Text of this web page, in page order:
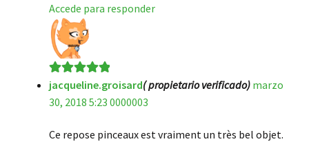
Accede para responder
Valorado en5
de 5
jacqueline.groisard( propietario verificado) marzo
30, 2018 5:23 0000003
Ce repose pinceaux est vraiment un très bel objet.